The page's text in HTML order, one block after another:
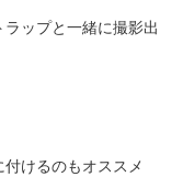
ップと一緒に撮影出
付けるのもオススメ